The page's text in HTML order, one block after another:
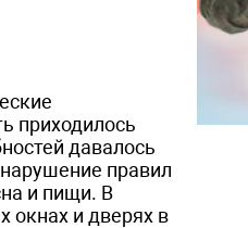
приходилось
давалось
правил
и пищи. В
окнах и дверях в